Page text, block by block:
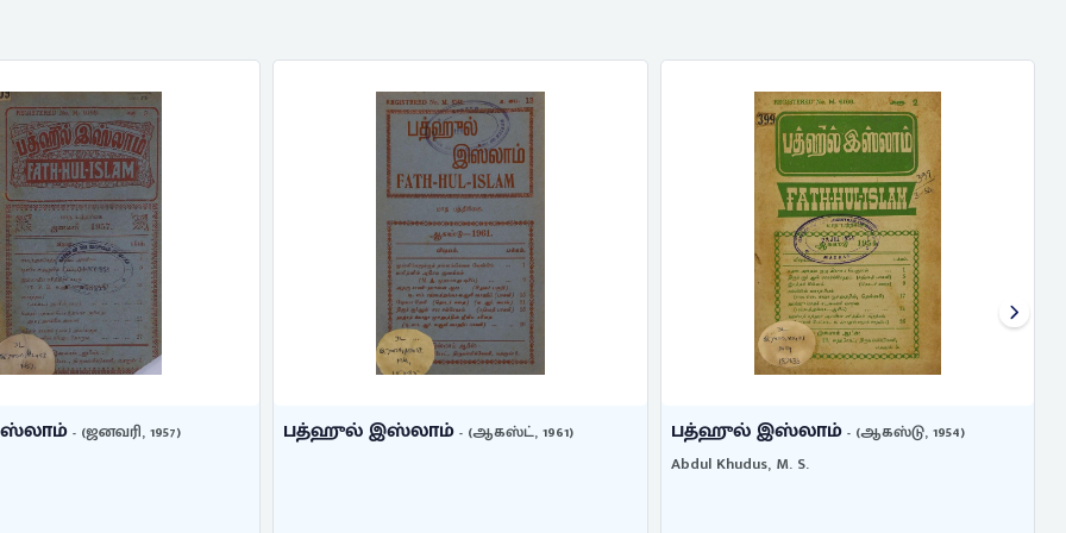
- (ஆகஸ்ட், 1961) பத்ஹுல் இஸ்லாம்- (ஆகஸ்டு, 1954)
பத்ஹுல் இஸ்லாம்- (மே, 1953)